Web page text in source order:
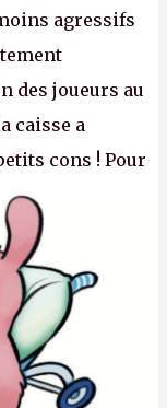
agressifs
des joueurs au
caisse a
cons ! Pour
peut compter
l'explosion des
donc
enfants